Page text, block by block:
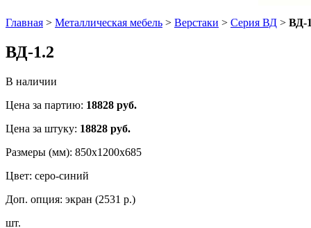
Главная > Металлическая мебель > Верстаки > Серия ВД > ВД-
ВД-1.2
В наличии
Цена за партию: 18828 руб.
Цена за штуку: 18828 руб.
Размеры (мм): 850х1200х685
Цвет: серо-синий
Доп. опция: экран (2531 р.)
шт.